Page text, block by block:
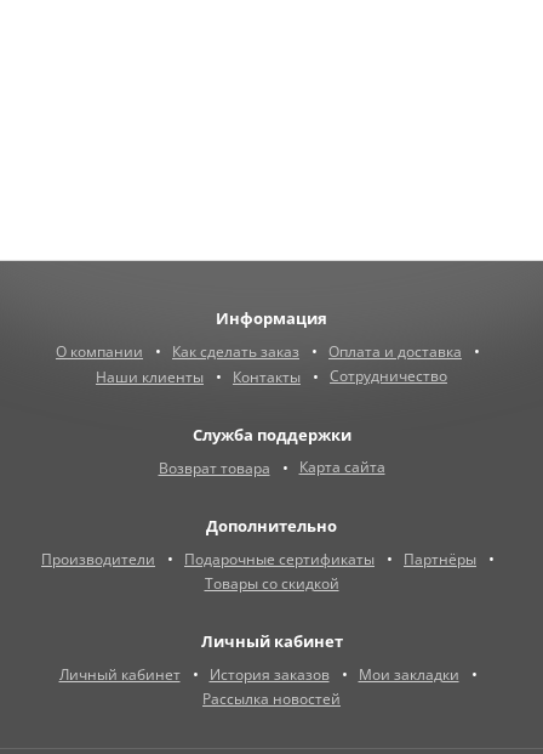
Информация
О компании Как сделать заказ
Оплата и доставка
Наши клиенты
Контакты Сотрудничество
Служба поддержки
Возврат товара Карта сайта
Дополнительно
Производители Подарочные сертификаты
Партнёры
Товары со скидкой
Личный кабинет
Личный кабинет История заказов
Мои закладки
Рассылка новостей